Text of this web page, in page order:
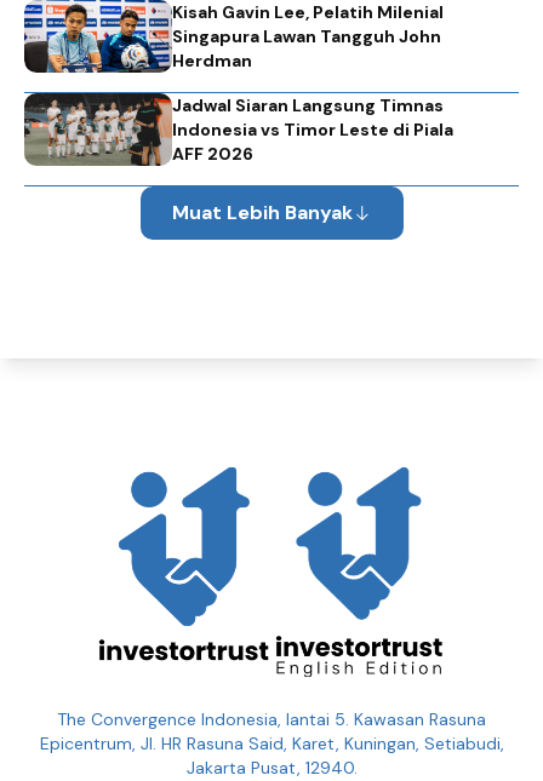
Kisah Gavin Lee, Pelatih Milenial
Singapura Lawan Tangguh John
Herdman
Jadwal Siaran Langsung Timnas
Indonesia vs Timor Leste di Piala
AFF 2026
Muat Lebih Banyak
The Convergence Indonesia, lantai 5. Kawasan Rasuna
Epicentrum, Jl. HR Rasuna Said, Karet, Kuningan, Setiabudi,
Jakarta Pusat, 12940.